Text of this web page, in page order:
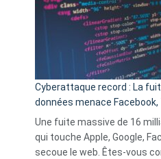
:
Le
Party
pour
vos
goûts
avec
Cyberattaque record : La
données menace
Une fuite massive de 16
qui touche Apple, Google,
secoue le web. Êtes-vous